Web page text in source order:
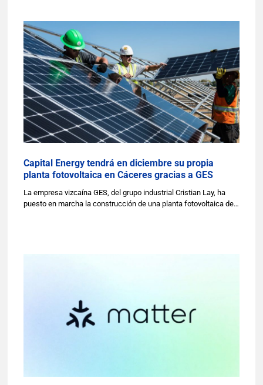
Capital Energy tendrá en diciembre su propia
planta fotovoltaica en Cáceres gracias a GES
La empresa vizcaína GES, del grupo industrial Cristian Lay, ha
puesto en marcha la construcción de una planta fotovoltaica de…